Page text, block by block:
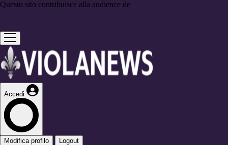
Questo sito contribuisce alla audience de
Accedi
Modifica profilo Logout